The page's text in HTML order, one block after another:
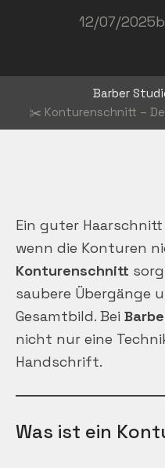
12/07/2025
Barber
✂️ Konturenschnitt –
Ein guter
wenn die Konturen
Konturenschnitt
saubere Übergänge
Gesamtbild. Bei
nicht nur eine
Handschrift.
Was ist ein